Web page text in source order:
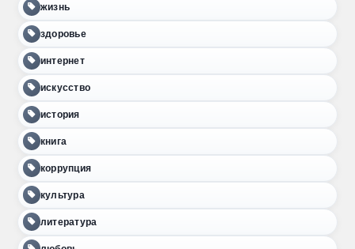
жизнь
здоровье
интернет
искусство
история
книга
коррупция
культура
литература